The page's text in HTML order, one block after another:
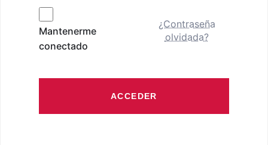
Mantenerme
conectado
¿Contraseña
olvidada?
ACCEDER